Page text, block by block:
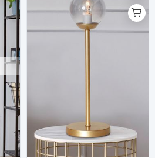
🚚 Hızlı teslimat yapılıyor!
💖 28,7B kişi favoriledi!